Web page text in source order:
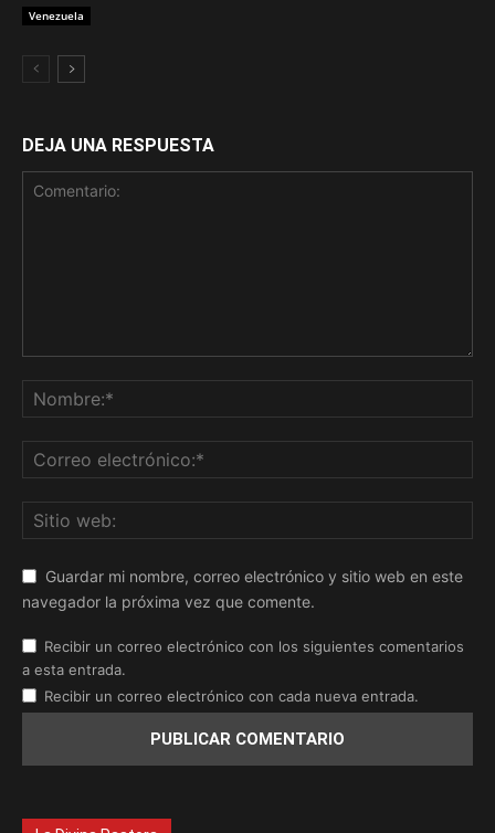
Venezuela
DEJA UNA RESPUESTA
Guardar mi nombre, correo electrónico y sitio web en este
navegador la próxima vez que comente.
Recibir un correo electrónico con los siguientes comentarios
a esta entrada.
Recibir un correo electrónico con cada nueva entrada.